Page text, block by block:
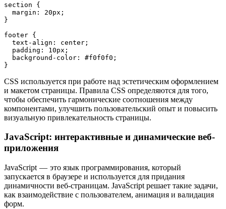
section {
  margin: 20px;
}
footer {
  text-align: center;
  padding: 10px;
  background-color: #f0f0f0;
}
CSS используется при работе над эстетическим оформлением
и макетом страницы. Правила CSS определяются для того,
чтобы обеспечить гармонические соотношения между
компонентами, улучшить пользовательский опыт и повысить
визуальную привлекательность страницы.
JavaScript: интерактивные и динамические веб-
приложения
JavaScript — это язык программирования, который
запускается в браузере и используется для придания
динамичности веб-страницам. JavaScript решает такие задачи,
как взаимодействие с пользователем, анимация и валидация
форм.